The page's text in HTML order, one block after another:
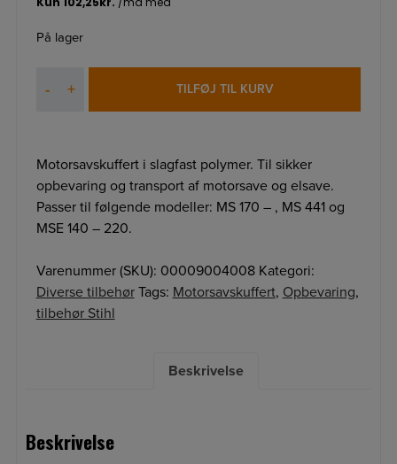
På lager
-
antal
+ TILFØJ TIL KURV
Motorsavskuffert i slagfast polymer. Til sikker
opbevaring og transport af motorsave og elsave.
Passer til følgende modeller: MS 170 – , MS 441 og
MSE 140 – 220.
Varenummer (SKU): 00009004008 Kategori:
Diverse tilbehør Tags: Motorsavskuffert, Opbevaring,
tilbehør Stihl
Beskrivelse
Beskrivelse